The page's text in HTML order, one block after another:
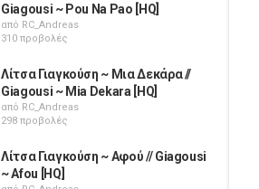
Giagousi ~ Pou Na Pao [HQ]
από RC_Andreas
310 προβολές
Λίτσα Γιαγκούση ~ Μια Δεκάρα //
Giagousi ~ Mia Dekara [HQ]
από RC_Andreas
298 προβολές
Λίτσα Γιαγκούση ~ Αφού // Giagousi
~ Afou [HQ]